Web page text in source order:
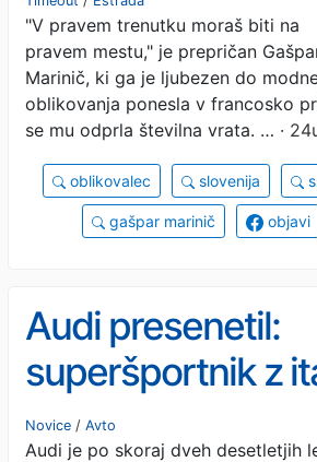
mene
"V pravem trenutku moraš biti na
pravem mestu," je prepričan
Marinič, ki ga je ljubezen do
oblikovanja ponesla v francosko
se mu odprla številna vrata. … ·
oblikovalec slovenija
gašpar marinič objavi
Audi presenetil:
superšportnik z
krvjo in
Novice / Avto
Audi je po skoraj dveh desetletjih